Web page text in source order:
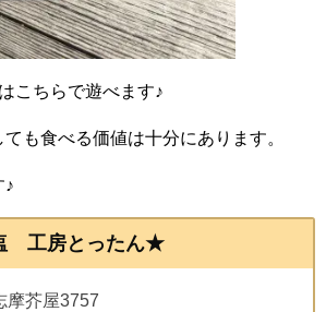
こちらで遊べます♪
も食べる価値は十分にあります。
♪
工房とったん★
摩芥屋3757